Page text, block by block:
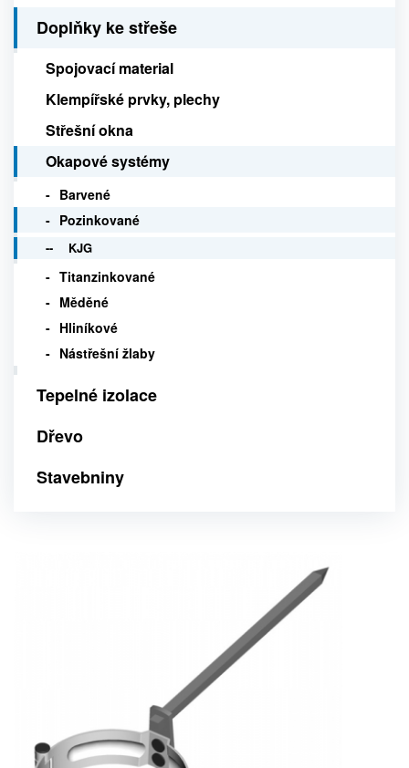
Doplňky ke střeše
Spojovací material
Klempířské prvky, plechy
Střešní okna
Okapové systémy
Barvené
Pozinkované
KJG
Titanzinkované
Měděné
Hliníkové
Nástřešní žlaby
Tepelné izolace
Dřevo
Stavebniny